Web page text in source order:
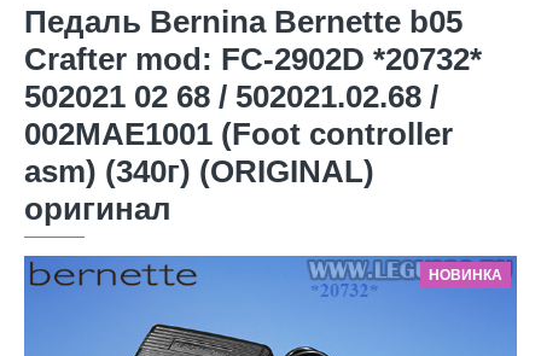
Педаль Bernina Bernette b05
Crafter mod: FC-2902D *20732*
502021 02 68 / 502021.02.68 /
002MAE1001 (Foot controller
asm) (340г) (ORIGINAL)
оригинал
НОВИНКА